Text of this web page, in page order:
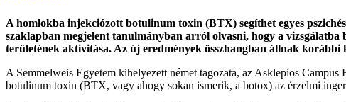
A homlokba injekciózott botulinum toxin (BTX) segíthet egyes
szaklapban megjelent tanulmányban arról olvasni, hogy a vizsgálatba
területének aktivitása. Az új eredmények összhangban állnak korábbi
A Semmelweis Egyetem kihelyezett német tagozata, az Asklepios
botulinum toxin (BTX, vagy ahogy sokan ismerik, a botox) az érzelmi